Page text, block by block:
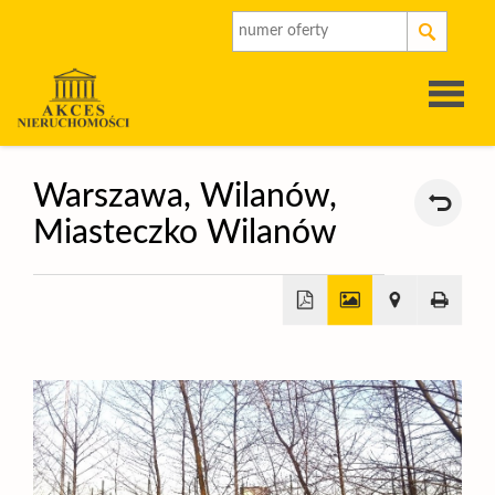
firmie
Oferty
Warszawa, Wilanów,
Miasteczko Wilanów
−